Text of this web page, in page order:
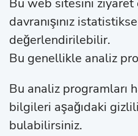
Bu web sitesini
davranışınız
değerlendirilebilir.
Bu genellikle analiz
Bu analiz programları
bilgileri aşağıdaki
bulabilirsiniz.